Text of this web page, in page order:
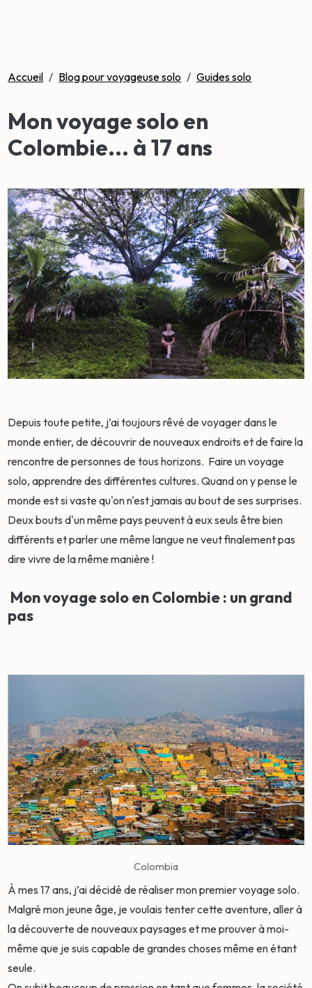
Accueil / Blog pour voyageuse solo / Guides solo
Mon voyage solo en
Colombie... à 17 ans
Depuis toute petite, j’ai toujours rêvé de voyager dans le
monde entier, de découvrir de nouveaux endroits et de faire la
rencontre de personnes de tous horizons. Faire un voyage
solo, apprendre des différentes cultures. Quand on y pense le
monde est si vaste qu'on n'est jamais au bout de ses surprises.
Deux bouts d'un même pays peuvent à eux seuls être bien
différents et parler une même langue ne veut finalement pas
dire vivre de la même manière !
Mon voyage solo en Colombie : un grand
pas
Colombia
À mes 17 ans, j’ai décidé de réaliser mon premier voyage solo.
Malgré mon jeune âge, je voulais tenter cette aventure, aller à
la découverte de nouveaux paysages et me prouver à moi-
même que je suis capable de grandes choses même en étant
seule.